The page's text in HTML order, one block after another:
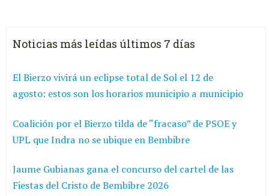
Noticias más leídas últimos 7 días
El Bierzo vivirá un eclipse total de Sol el 12 de
agosto: estos son los horarios municipio a municipio
Coalición por el Bierzo tilda de “fracaso” de PSOE y
UPL que Indra no se ubique en Bembibre
Jaume Gubianas gana el concurso del cartel de las
Fiestas del Cristo de Bembibre 2026